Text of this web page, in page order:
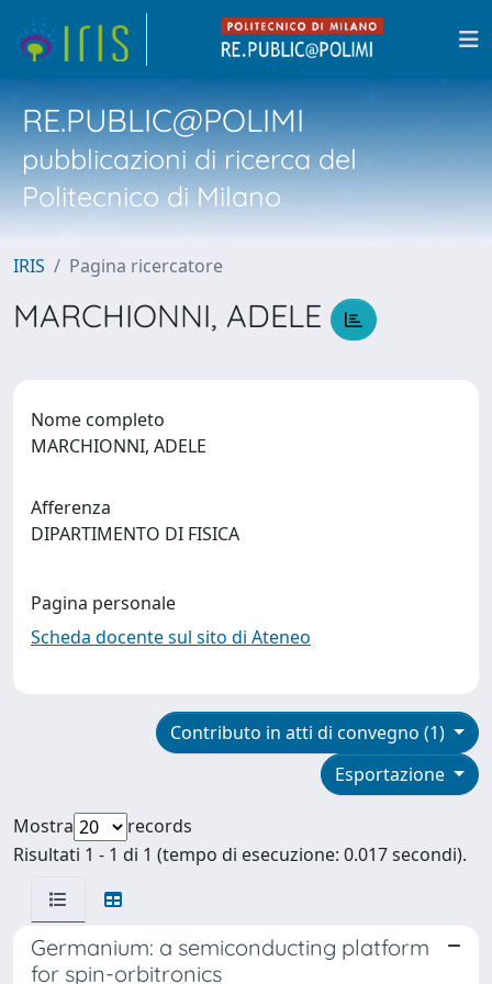
RE.PUBLIC@POLIMI
pubblicazioni di ricerca del
Politecnico di Milano
IRIS Pagina ricercatore
MARCHIONNI, ADELE
Nome completo
MARCHIONNI, ADELE
Afferenza
DIPARTIMENTO DI FISICA
Pagina personale
Scheda docente sul sito di Ateneo
Contributo in atti di convegno (1)
Esportazione
Mostra
records
Risultati 1 - 1 di 1 (tempo di esecuzione: 0.017 secondi).
Germanium: a semiconducting platform
for spin-orbitronics